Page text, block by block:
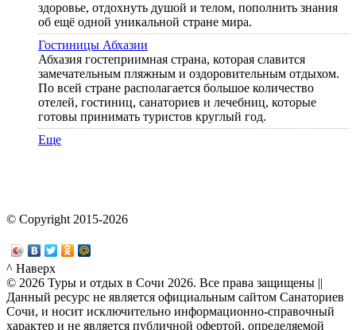
здоровье, отдохнуть душой и телом, пополнить знания
об ещё одной уникальной стране мира.
Гостиницы Абхазии
Абхазия гостеприимная страна, которая славится
замечательным пляжным и оздоровительным отдыхом.
По всей стране располагается большое количество
отелей, гостиниц, санаториев и лечебниц, которые
готовы принимать туристов круглый год.
Еще
© Copyright 2015-2026
^ Наверх
© 2026 Туры и отдых в Сочи 2026. Все права защищены ||
Данный ресурс не является официальным сайтом Санаториев
Сочи, и носит исключительно информационно-справочный
характер и не является публичной офертой, определяемой